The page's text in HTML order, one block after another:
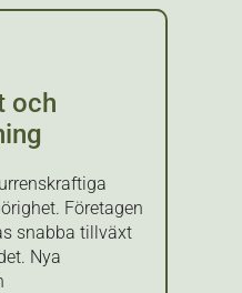
och
Företagen
snabba tillväxt
Nya